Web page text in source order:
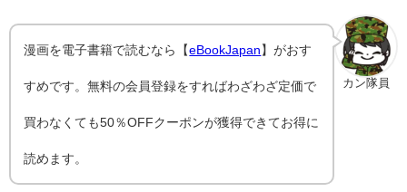
カン隊員
漫画を電子書籍で読むなら【eBookJapan 】がおす
すめです。無料の会員登録をすればわざわざ定価で
買わなくても50％OFFクーポンが獲得できてお得に
読めます。